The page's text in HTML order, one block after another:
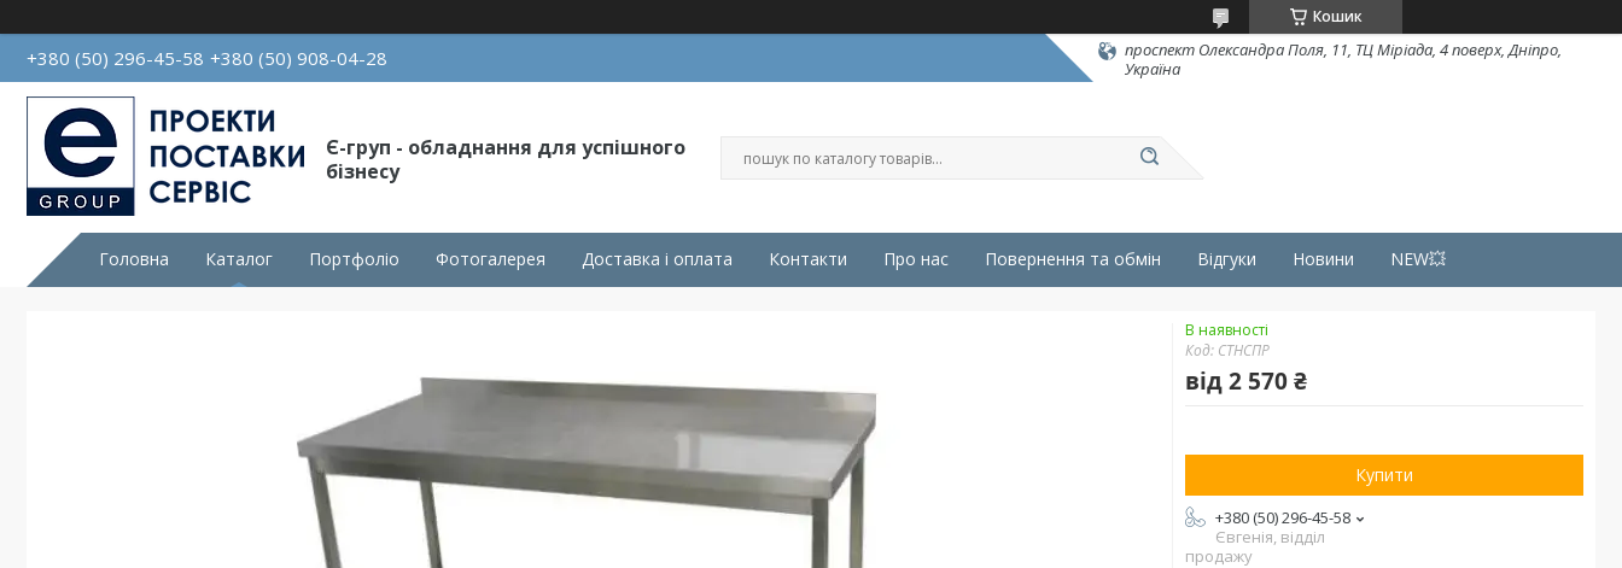
Кошик
+380 (50) 296-45-58 +380 (50) 908-04-28
проспект Олександра Поля, 11, ТЦ Міріада, 4 поверх, Дніпро,
Україна
Є-груп - обладнання для успішного
бізнесу
Головна Каталог Портфоліо Фотогалерея Доставка і оплата Контакти Про нас Повернення та обмін Відгуки Новини NEW💥
В наявності
Код: СТНСПР
від2 570 ₴
Купити
+380 (50) 296-45-58
Євгенія, відділ
продажу